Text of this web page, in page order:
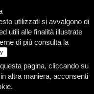
Le nostre firme
utilizzati si avvalgono di
utili alle finalità illustrate
di più consulta la
pagina, cliccando su
altra maniera, acconsenti